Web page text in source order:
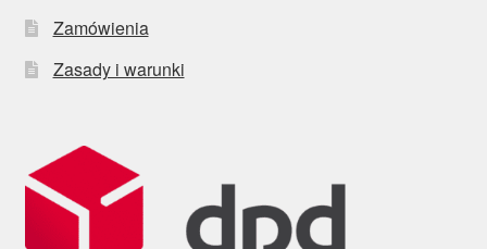
Zamówienia
Zasady i warunki